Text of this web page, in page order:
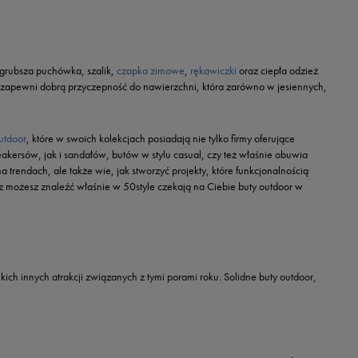
puchówka, szalik, czapka zimowe, rękawiczki oraz ciepła odzież
dobrą przyczepność do nawierzchni, która zarówno w jesiennych,
, które w swoich kolekcjach posiadają nie tylko firmy oferujące
jak i sandałów, butów w stylu casual, czy też właśnie obuwia
ale także wie, jak stworzyć projekty, które funkcjonalnością
znaleźć właśnie w 50style czekają na Ciebie buty outdoor w
innych atrakcji związanych z tymi porami roku. Solidne buty outdoor,